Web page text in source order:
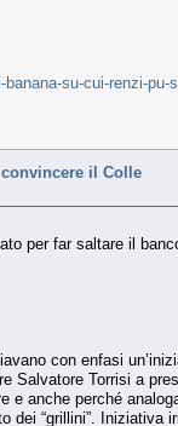
su-cui-renzi-
convincere il Colle
per far saltare il
con enfasi
Salvatore Torrisi a
e anche perché
“grillini”.